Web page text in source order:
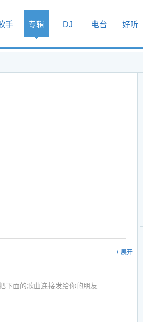
手 专辑 DJ 电台 好听
+ 展开
下面的歌曲连接发给你的朋友: